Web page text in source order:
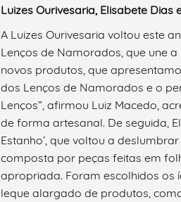
Luizes Ourivesaria, Elisabete
A Luizes Ourivesaria voltou este
Lenços de Namorados, que une
novos produtos, que
dos Lenços de Namorados e o
Lenços”, afirmou Luiz Macedo,
de forma artesanal. De seguida,
Estanho’, que voltou a
composta por peças feitas em
apropriada. Foram escolhidos os
leque alargado de produtos,